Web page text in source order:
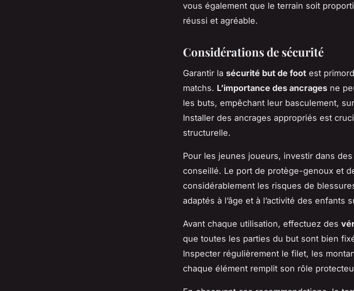
vous également que le terrain soit
réussi et agréable.
Considérations de sécurité
Garantir la sécurité but de foot est
matchs. L’importance des ancrages ne
les buts, empêchant leur basculement,
Installer des ancrages appropriés est
structurelle.
Pour les jeunes joueurs, investir dans des
conseillé. Le port de protège-genoux et
considérablement les risques de
adaptés à l’âge et à l’activité des enfants
Avant chaque utilisation, effectuez des
que toutes les parties du but sont bien
Inspecter régulièrement le filet, les
chaque élément remplit son rôle